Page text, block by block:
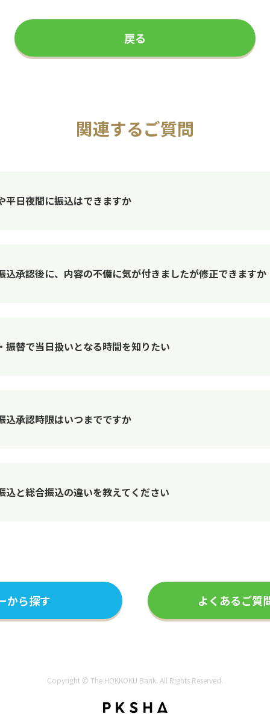
戻る
関連するご質問
平日夜間に振込はできますか
承認後に、内容の不備に気が付きましたが修正できますか
替で当日扱いとなる時間を知りたい
込承認時限はいつまでですか
と総合振込の違いを教えてください
から探す よくあるご質
Copyright © The HOKKOKU Bank. All Rights Reserved.